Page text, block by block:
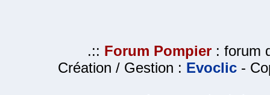
.:: Forum Pompier : forum
Création / Gestion : Evoclic -